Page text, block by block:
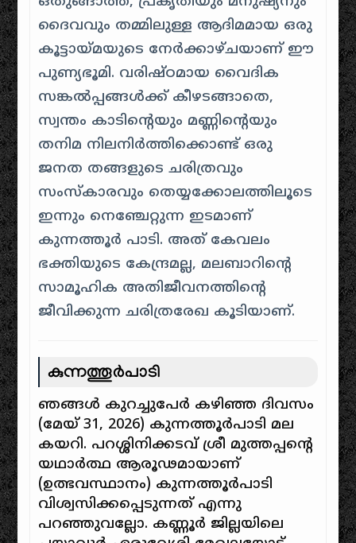
ദൈവവും തമ്മിലുള്ള ആദിമമായ ഒരു
കൂട്ടായ്മയുടെ നേർക്കാഴ്ചയാണ് ഈ
പുണ്യഭൂമി. വരിഷ്ഠമായ വൈദിക
സങ്കൽപ്പങ്ങൾക്ക് കീഴടങ്ങാതെ,
സ്വന്തം കാടിന്റെയും മണ്ണിന്റെയും
തനിമ നിലനിർത്തിക്കൊണ്ട് ഒരു
ജനത തങ്ങളുടെ ചരിത്രവും
സംസ്കാരവും തെയ്യക്കോലത്തിലൂടെ
ഇന്നും നെഞ്ചേറ്റുന്ന ഇടമാണ്
കുന്നത്തൂർ പാടി. അത് കേവലം
ഭക്തിയുടെ കേന്ദ്രമല്ല, മലബാറിന്റെ
സാമൂഹിക അതിജീവനത്തിന്റെ
ജീവിക്കുന്ന ചരിത്രരേഖ കൂടിയാണ്.
കുന്നത്തൂർപാടി
ഞങ്ങൾ കുറച്ചുപേർ കഴിഞ്ഞ ദിവസം
(മേയ് 31, 2026) കുന്നത്തൂർപാടി മല
കയറി. പറശ്ശിനിക്കടവ് ശ്രീ മുത്തപ്പന്റെ
യഥാർത്ഥ ആരൂഢമായാണ്
(ഉത്ഭവസ്ഥാനം) കുന്നത്തൂർപാടി
വിശ്വസിക്കപ്പെടുന്നത് എന്നു
പറഞ്ഞുവല്ലോ. കണ്ണൂർ ജില്ലയിലെ